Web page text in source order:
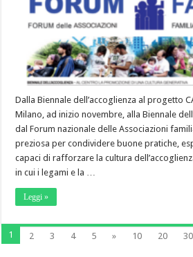
Dalla Biennale dell’accoglienza al progetto
Milano, ad inizio novembre, alla Biennale
dal Forum nazionale delle Associazioni
preziosa per condividere buone pratiche,
capaci di rafforzare la cultura
in cui i legami e la …
Leggi »
1 2 3 4 5 » 10 20 30